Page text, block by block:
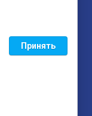
Принять